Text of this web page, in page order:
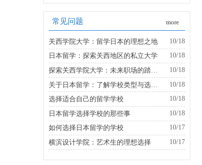
常见问题 more
关西学院大学：留学日本的理想之地
10/18
日本留学：探索关西地区的私立大学
10/18
10/18
10/18
选择适合自己的留学学校
10/18
日本留学选择学校的那些事
10/18
如何选择日本留学的学校
10/17
横滨设计学院：艺术生的理想选择
10/17